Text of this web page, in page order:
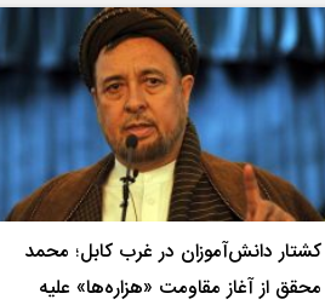
کشتار دانش‌آموزان در غرب کابل؛ محمد
محقق از آغاز مقاومت «هزاره‌ها» علیه